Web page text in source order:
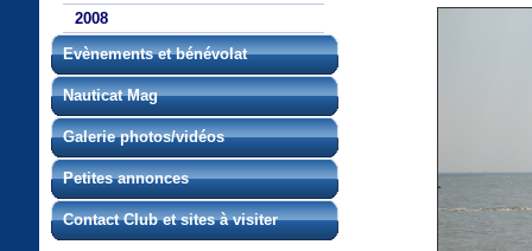
2008
Evènements et bénévolat
Nauticat Mag
Galerie photos/vidéos
Petites annonces
Contact Club et sites à visiter